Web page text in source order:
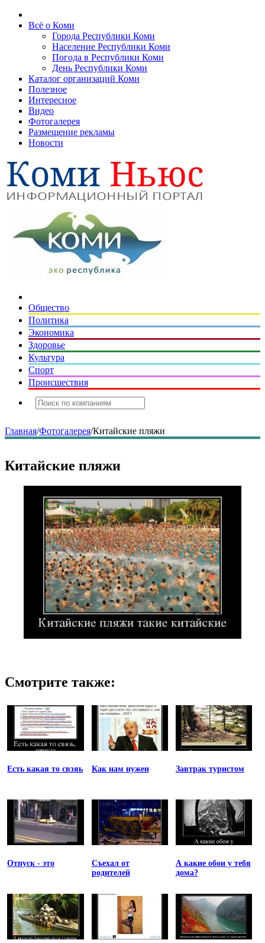
Всё о Коми
Города Республики Коми
Население Республики Коми
Погода в Республики Коми
День Республики Коми
Каталог организаций Коми
Полезное
Интересное
Видео
Фотогалерея
Размещение рекламы
Новости
Общество
Политика
Экономика
Здоровье
Культура
Спорт
Происшествия
Главная/Фотогалерея/Китайские пляжи
Китайские пляжи
Смотрите также:
Есть какая то свзяь Как нам нужен Завтрак туристом
Отпуск - это
Съехал от
родителей
А какие обои у тебя
дома?